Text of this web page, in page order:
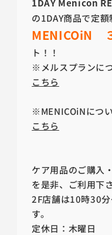
1DAY Menicon REI
の1DAY商品で定
MENICOiN
ト！！
※メルスプランに
こちら
※MENICOiNにつ
こちら
ケア用品のご購入
を是非、ご利用下さ
2F店舗は10時30
す。
定休日：木曜日